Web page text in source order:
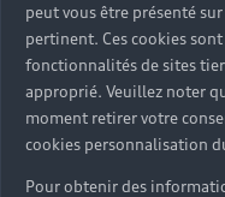
peut vous être présenté
pertinent. Ces cookies
fonctionnalités de sites
approprié. Veuillez noter
moment retirer votre
cookies personnalisation
Pour obtenir des